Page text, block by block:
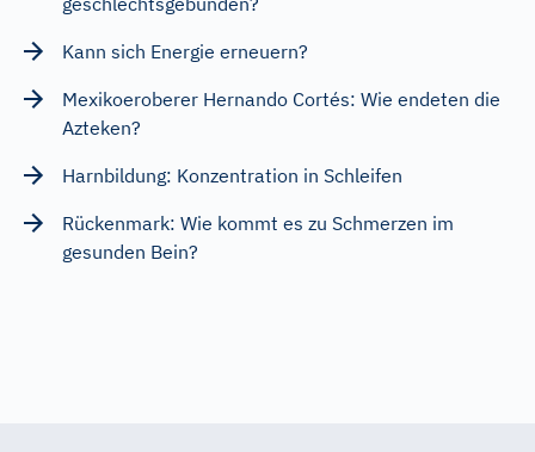
Kann sich Energie erneuern?
Mexikoeroberer Hernando Cortés: Wie endeten die
Azteken?
Harnbildung: Konzentration in Schleifen
Rückenmark: Wie kommt es zu Schmerzen im
gesunden Bein?